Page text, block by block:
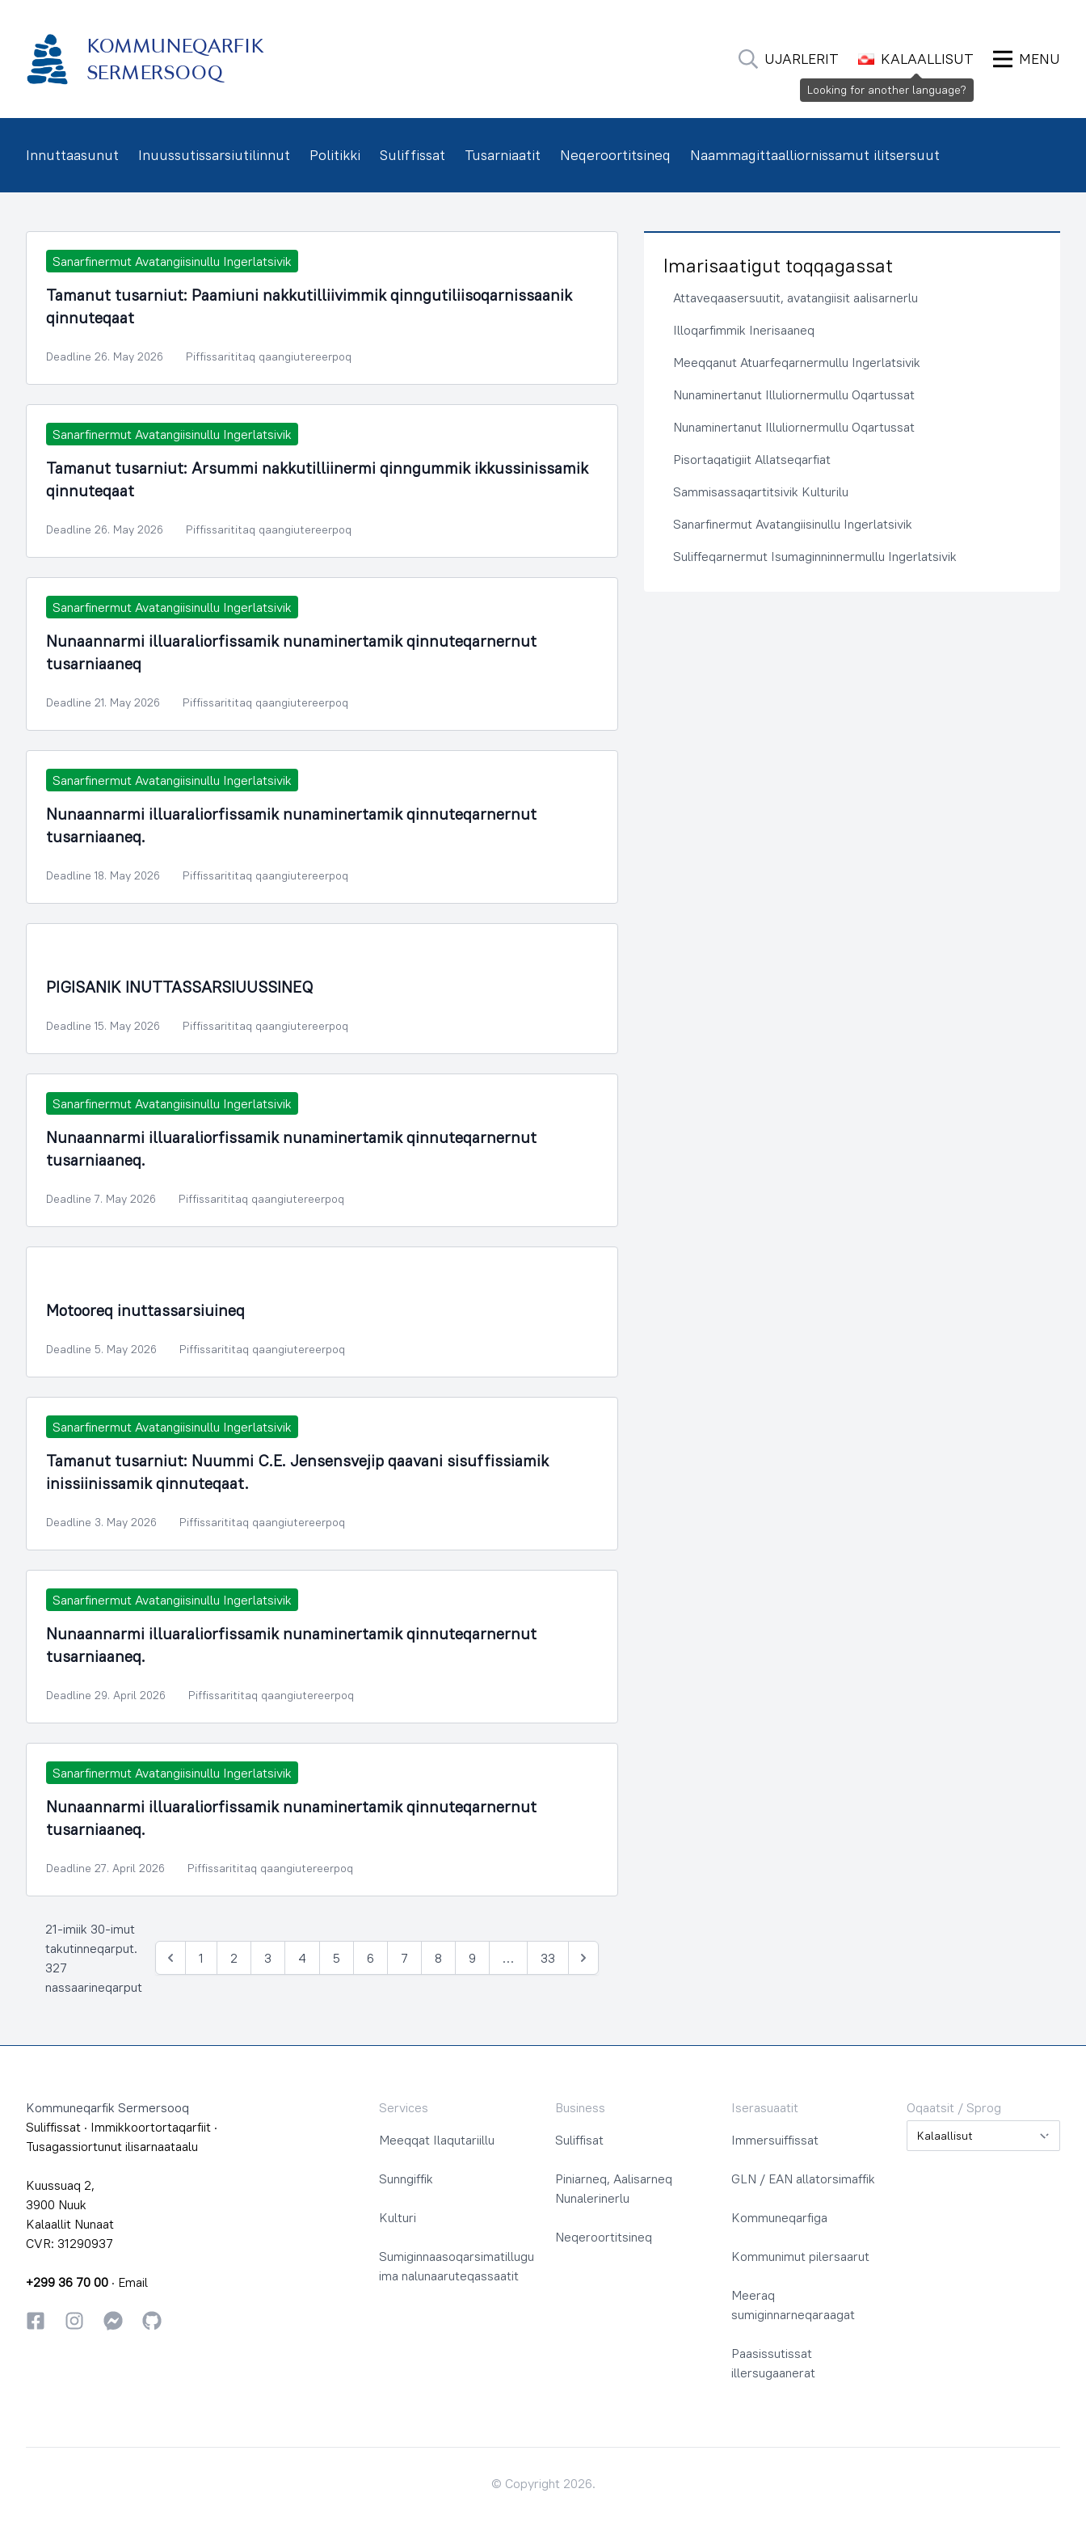
KOMMUNEQARFIK
SERMERSOOQ
UJARLERIT KALAALLISUT MENU
Innuttaasunut Inuussutissarsiutilinnut Politikki Suliffissat Tusarniaatit Neqeroortitsineq Naammagittaalliornissamut ilitsersuut
Sanarfinermut Avatangiisinullu Ingerlatsivik
Tamanut tusarniut: Paamiuni nakkutilliivimmik qinngutiliisoqarnissaanik
qinnuteqaat
Deadline 26. May 2026 Piffissarititaq qaangiutereerpoq
Sanarfinermut Avatangiisinullu Ingerlatsivik
Tamanut tusarniut: Arsummi nakkutilliinermi qinngummik ikkussinissamik
qinnuteqaat
Deadline 26. May 2026 Piffissarititaq qaangiutereerpoq
Sanarfinermut Avatangiisinullu Ingerlatsivik
Nunaannarmi illuaraliorfissamik nunaminertamik qinnuteqarnernut
tusarniaaneq
Deadline 21. May 2026 Piffissarititaq qaangiutereerpoq
Sanarfinermut Avatangiisinullu Ingerlatsivik
Nunaannarmi illuaraliorfissamik nunaminertamik qinnuteqarnernut
tusarniaaneq.
Deadline 18. May 2026 Piffissarititaq qaangiutereerpoq
PIGISANIK INUTTASSARSIUUSSINEQ
Deadline 15. May 2026 Piffissarititaq qaangiutereerpoq
Sanarfinermut Avatangiisinullu Ingerlatsivik
Nunaannarmi illuaraliorfissamik nunaminertamik qinnuteqarnernut
tusarniaaneq.
Deadline 7. May 2026 Piffissarititaq qaangiutereerpoq
Motooreq inuttassarsiuineq
Deadline 5. May 2026 Piffissarititaq qaangiutereerpoq
Sanarfinermut Avatangiisinullu Ingerlatsivik
Tamanut tusarniut: Nuummi C.E. Jensensvejip qaavani sisuffissiamik
inissiinissamik qinnuteqaat.
Deadline 3. May 2026 Piffissarititaq qaangiutereerpoq
Sanarfinermut Avatangiisinullu Ingerlatsivik
Nunaannarmi illuaraliorfissamik nunaminertamik qinnuteqarnernut
tusarniaaneq.
Deadline 29. April 2026 Piffissarititaq qaangiutereerpoq
Sanarfinermut Avatangiisinullu Ingerlatsivik
Nunaannarmi illuaraliorfissamik nunaminertamik qinnuteqarnernut
tusarniaaneq.
Deadline 27. April 2026 Piffissarititaq qaangiutereerpoq
21-imiik 30-imut
takutinneqarput.
327
nassaarineqarput
Siulia
1 2 3 4 5 6 7 8 9 … 33
Tullia
Imarisaatigut toqqagassat
Attaveqaasersuutit, avatangiisit aalisarnerlu
Illoqarfimmik Inerisaaneq
Meeqqanut Atuarfeqarnermullu Ingerlatsivik
Nunaminertanut Illuliornermullu Oqartussat
Nunaminertanut Illuliornermullu Oqartussat
Pisortaqatigiit Allatseqarfiat
Sammisassaqartitsivik Kulturilu
Sanarfinermut Avatangiisinullu Ingerlatsivik
Suliffeqarnermut Isumaginninnermullu Ingerlatsivik
Kommuneqarfik Sermersooq
Suliffissat · Immikkoortortaqarfiit ·
Tusagassiortunut ilisarnaataalu
Kuussuaq 2,
3900 Nuuk
Kalaallit Nunaat
CVR: 31290937
+299 36 70 00 · Email
FacebookkiInstagrammiInstagrammi
GitHub
Services
Meeqqat Ilaqutariillu
Sunngiffik
Kulturi
Sumiginnaasoqarsimatillugu
ima nalunaaruteqassaatit
Business
Suliffisat
Piniarneq, Aalisarneq
Nunalerinerlu
Neqeroortitsineq
Iserasuaatit
Immersuiffissat
GLN / EAN allatorsimaffik
Kommuneqarfiga
Kommunimut pilersaarut
Meeraq
sumiginnarneqaraagat
Paasissutissat
illersugaanerat
Oqaatsit / Sprog
Oqaatsit / Sprog
© Copyright 2026.
Looking for another language?